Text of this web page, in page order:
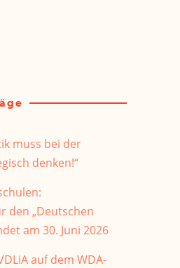
muss bei der
denken!“
den „Deutschen
am 30. Juni 2026
auf dem WDA-